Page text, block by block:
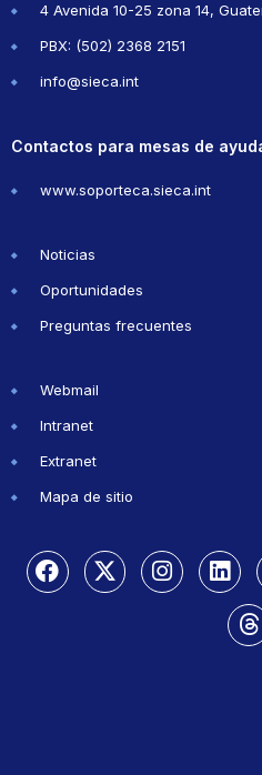
4 Avenida 10-25 zona 14,
PBX: (502) 2368 2151
info@sieca.int
Contactos para mesas de
www.soporteca.sieca.int
Noticias
Oportunidades
Preguntas frecuentes
Webmail
Intranet
Extranet
Mapa de sitio